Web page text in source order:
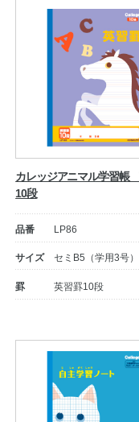
カレッジアニマル学習帳
10段
品番 LP86
サイズ セミB5（学用3号）
罫 英習罫10段